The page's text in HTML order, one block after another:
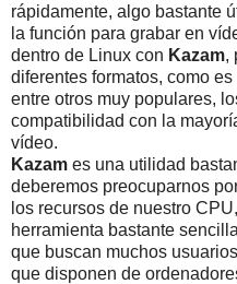
rápidamente, algo bastante
la función para grabar en
dentro de Linux con Kazam,
diferentes formatos, como
entre otros muy populares,
compatibilidad con la
vídeo.
Kazam es una utilidad
deberemos preocuparnos
los recursos de nuestro
herramienta bastante
que buscan muchos
que disponen de